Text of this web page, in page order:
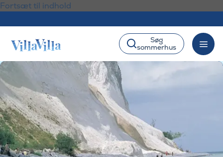
Fortsæt til indhold
Søg
sommerhus